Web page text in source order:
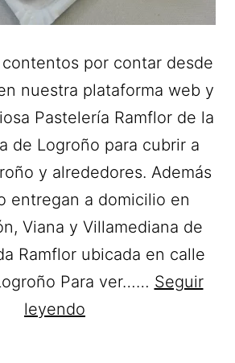
contentos por contar desde
nuestra plataforma web y
Pastelería Ramflor de la
de Logroño para cubrir a
y alrededores. Además
entregan a domicilio en
Viana y Villamediana de
Ramflor ubicada en calle
Para ver…… Seguir
leyendo